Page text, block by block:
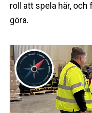
roll att spela här,
göra.